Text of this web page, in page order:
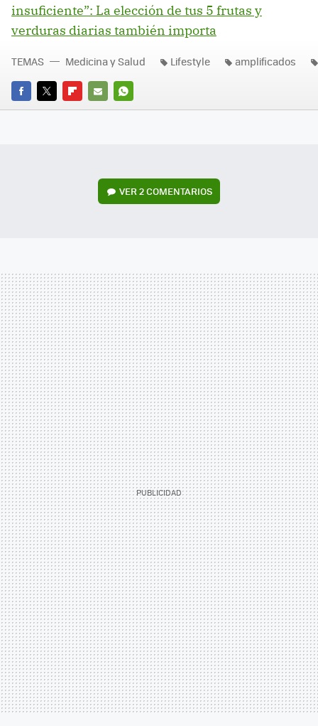
insuficiente”: La elección de tus 5 frutas y
verduras diarias también importa
FACEBOOK
TWITTERFLIPBOARD
E-
WHATSAPP
TEMAS Medicina y Salud Lifestyle amplificados
VER2 COMENTARIOS